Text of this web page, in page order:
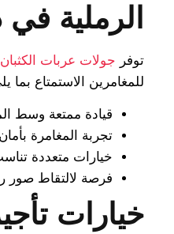
الرملية
توفر جولات عربات
للمغامرين الاستمتاع بما
قيادة ممتعة وسط
تجربة المغامرة
خيارات متعددة
فرصة لالتقاط صور
خيارات